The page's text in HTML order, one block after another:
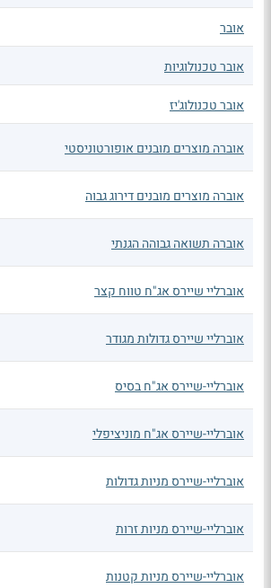
אובר
אובר טכנולוגיות
אובר טכנולוג'יז
אוברה מוצרים מובנים אופורטוניסטי
אוברה מוצרים מובנים דירוג גבוה
אוברה תשואה גבוהה הגנתי
אוברליי שיירס אג"ח טווח קצר
אוברליי שיירס גדולות מגודר
אוברליי-שיירס אג"ח בסיס
אוברליי-שיירס אג"ח מוניציפלי
אוברליי-שיירס מניות גדולות
אוברליי-שיירס מניות זרות
אוברליי-שיירס מניות קטנות